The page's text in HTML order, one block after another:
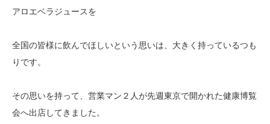
アロエベラジュースを
全国の皆様に飲んでほしいという思いは、大きく持っているつも
りです。
その思いを持って、営業マン２人が先週東京で開かれた健康博覧
会へ出店してきました。